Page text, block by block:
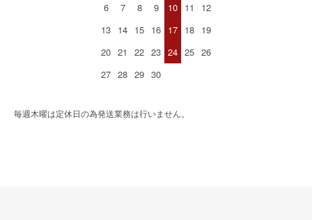
6
7 8 9 10 11
12
13 14 15 16 17 18 19
20 21 22 23 24 25 26
27 28 29 30
毎週木曜は定休日の為発送業務は行いません。